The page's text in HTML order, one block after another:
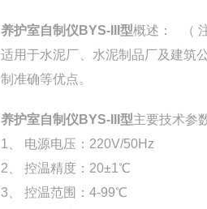
养护室自制仪BYS-III型概述： （
适用于水泥厂、水泥制品厂及建筑
制准确等优点。
养护室自制仪BYS-III型主要技术参
1、 电源电压：220V/50Hz
2、 控温精度：20±1℃
3、 控温范围：4-99℃